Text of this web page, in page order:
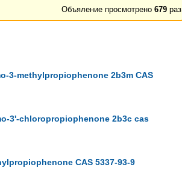
Объяление просмотрено 679 раз
3-methylpropiophenone 2b3m CAS
3'-chloropropiophenone 2b3c cas
CAS 5337-93-9